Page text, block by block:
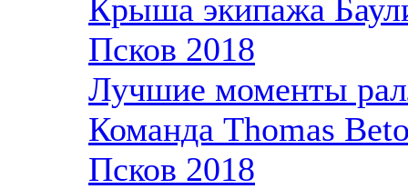
Крыша экипажа
Псков 2018
Лучшие моменты
Команда Thomas
Псков 2018